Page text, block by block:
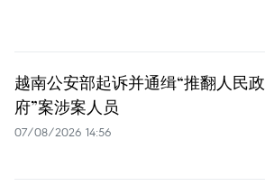
越南公安部起诉并通缉“推翻人民政
府”案涉案人员
07/08/2026 14:56